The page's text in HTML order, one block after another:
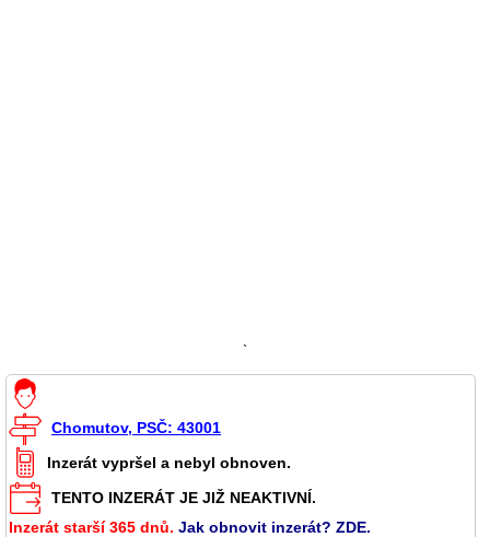
`
Chomutov, PSČ: 43001
Inzerát vypršel a nebyl obnoven.
TENTO INZERÁT JE JIŽ NEAKTIVNÍ.
Inzerát starší 365 dnů. Jak obnovit inzerát? ZDE.